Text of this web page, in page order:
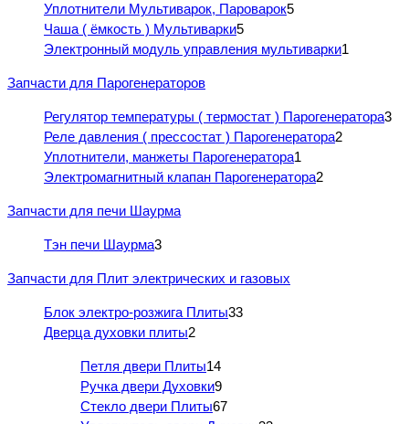
Уплотнители Мультиварок, Пароварок5
Чаша ( ёмкость ) Мультиварки5
Электронный модуль управления мультиварки1
Запчасти для Парогенераторов
Регулятор температуры ( термостат ) Парогенератора3
Реле давления ( прессостат ) Парогенератора2
Уплотнители, манжеты Парогенератора1
Электромагнитный клапан Парогенератора2
Запчасти для печи Шаурма
Тэн печи Шаурма3
Запчасти для Плит электрических и газовых
Блок электро-розжига Плиты33
Дверца духовки плиты2
Петля двери Плиты14
Ручка двери Духовки9
Стекло двери Плиты67